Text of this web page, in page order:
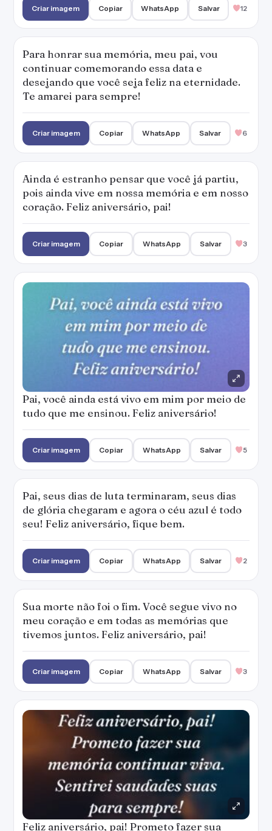
Criar imagem Copiar WhatsApp Salvar 12
Para honrar sua memória, meu pai, vou
continuar comemorando essa data e
desejando que você seja feliz na eternidade.
Te amarei para sempre!
Criar imagem Copiar WhatsApp Salvar 6
Ainda é estranho pensar que você já partiu,
pois ainda vive em nossa memória e em nosso
coração. Feliz aniversário, pai!
Criar imagem Copiar WhatsApp Salvar 3
Pai, você ainda está vivo em mim por meio de
tudo que me ensinou. Feliz aniversário!
Criar imagem Copiar WhatsApp Salvar 5
Pai, seus dias de luta terminaram, seus dias
de glória chegaram e agora o céu azul é todo
seu! Feliz aniversário, fique bem.
Criar imagem Copiar WhatsApp Salvar 2
Sua morte não foi o fim. Você segue vivo no
meu coração e em todas as memórias que
tivemos juntos. Feliz aniversário, pai!
Criar imagem Copiar WhatsApp Salvar 3
Feliz aniversário, pai! Prometo fazer sua